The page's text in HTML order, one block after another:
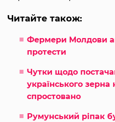
Читайте також:
Фермери Молдови
протести
Чутки щодо
українського
спростовано
Румунський ріпак